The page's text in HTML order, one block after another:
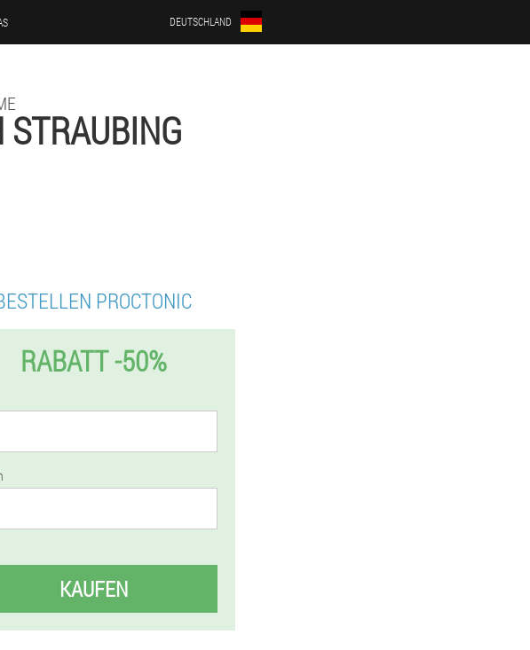
DEUTSCHLAND
STRAUBING
PROCTONIC
RABATT -50%
KAUFEN